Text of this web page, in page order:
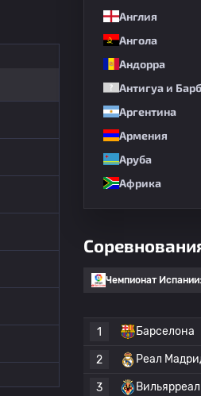
Англия
Ангола
Андорра
Антигуа и
Аргентина
Армения
Аруба
Африка
Чемпионат
1
Барселона
2 Реал
3 Вильярреал